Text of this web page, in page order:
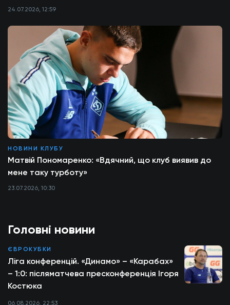
Головні новини
ЄВРОКУБКИ
Ліга конференцій. «Динамо» – «Карабах»
– 1:0: післяматчева пресконференція Ігоря
Костюка
06.08.2026, 22:53
24.07.2026, 12:59
НОВИНИ КЛУБУ
Матвій Пономаренко: «Вдячний, що клуб виявив до
мене таку турботу»
23.07.2026, 10:30